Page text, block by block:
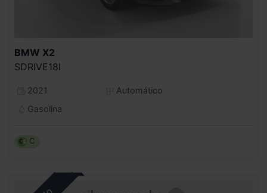
BMW X2
SDRIVE18I
2021
Automático
Gasolina
C